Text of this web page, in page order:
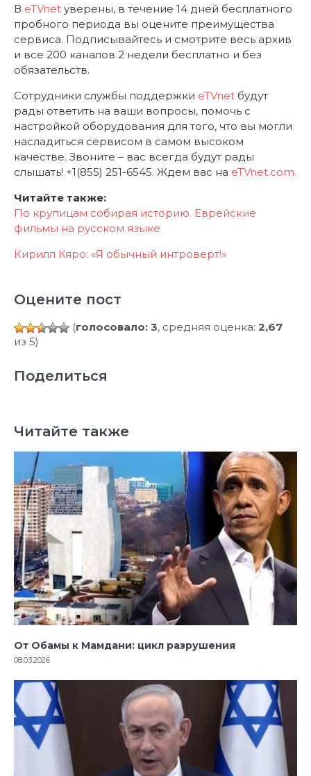
В eTVnet уверены, в течение 14 дней бесплатного
пробного периода вы оцените преимущества
сервиса. Подписывайтесь и смотрите весь архив
и все 200 каналов 2 недели бесплатно и без
обязательств.
Сотрудники службы поддержки eTVnet будут
рады ответить на ваши вопросы, помочь с
настройкой оборудования для того, что вы могли
насладиться сервисом в самом высоком
качестве. Звоните – вас всегда будут рады
слышать! +1(855) 251-6545. Ждем вас на eTVnet.com.
Читайте также:
По крупицам собирая историю. Еврейские
фильмы на русском языке
Кирилл Кяро: «Я обычный интроверт!»
Оцените пост
(голосовало: 3, средняя оценка: 2,67
из 5)
Поделиться
Читайте также
От Обамы к Мамдани: цикл разрушения
08.03.2026